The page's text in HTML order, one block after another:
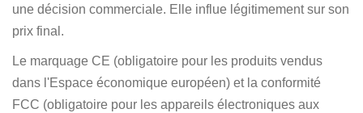
une décision commerciale. Elle influe légitimement sur son
prix final.
Le marquage CE (obligatoire pour les produits vendus
dans l'Espace économique européen) et la conformité
FCC (obligatoire pour les appareils électroniques aux